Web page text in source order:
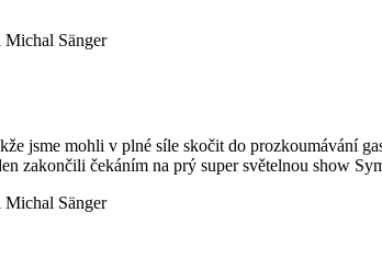
Michal Sänger
jsme mohli v plné síle skočit do
zakončili čekáním na prý super světelnou show
Michal Sänger